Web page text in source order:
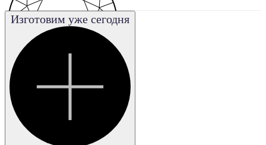
незначительные
SI2
Изготовим уже сегодня